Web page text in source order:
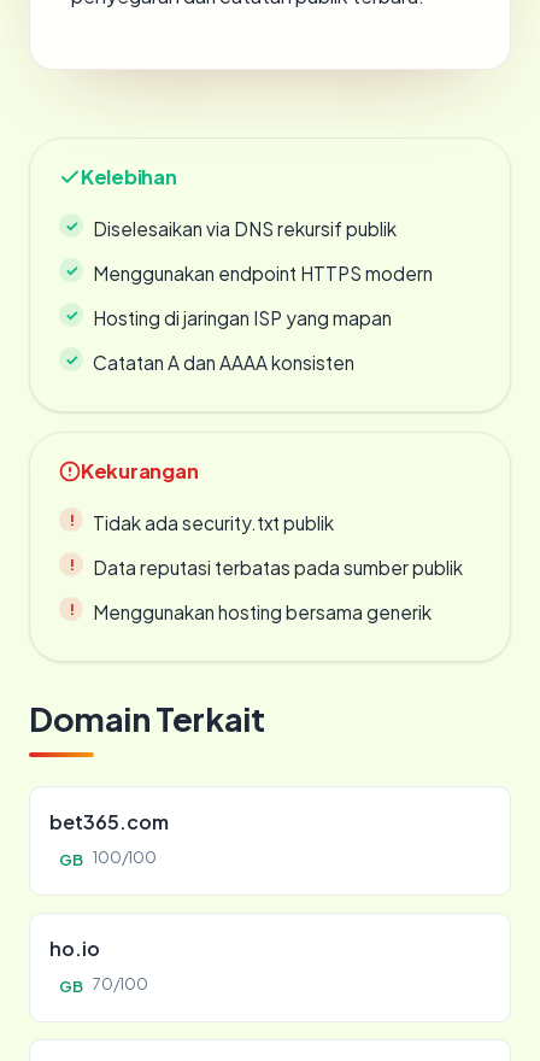
Kelebihan
Diselesaikan via DNS rekursif publik
Menggunakan endpoint HTTPS modern
Hosting di jaringan ISP yang mapan
Catatan A dan AAAA konsisten
Kekurangan
Tidak ada security.txt publik
Data reputasi terbatas pada sumber publik
Menggunakan hosting bersama generik
Domain Terkait
bet365.com
GB 100/100
ho.io
GB 70/100